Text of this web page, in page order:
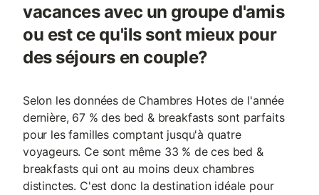
vacances avec un groupe d'amis
ou est ce qu'ils sont mieux pour
des séjours en couple?
Selon les données de Chambres Hotes de l'année
dernière, 67 % des bed & breakfasts sont parfaits
pour les familles comptant jusqu'à quatre
voyageurs. Ce sont même 33 % de ces bed &
breakfasts qui ont au moins deux chambres
distinctes. C'est donc la destination idéale pour